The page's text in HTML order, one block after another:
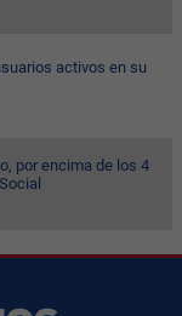
activos en su
por encima de los 4